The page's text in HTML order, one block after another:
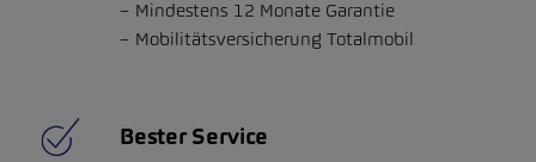
Mindestens 12 Monate Garantie
Mobilitätsversicherung Totalmobil
Bester Service